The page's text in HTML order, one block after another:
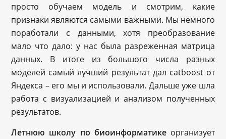
просто обучаем модель и смотрим, какие
признаки являются самыми важными. Мы немного
поработали с данными, хотя преобразование
мало что дало: у нас была разреженная матрица
данных. В итоге из большого числа разных
моделей самый лучший результат дал catboost от
Яндекса – его мы и использовали. Дальше уже шла
работа с визуализацией и анализом полученных
результатов.
Летнюю школу по биоинформатикеорганизует